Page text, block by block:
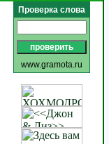
Проверка слова
www.gramota.ru